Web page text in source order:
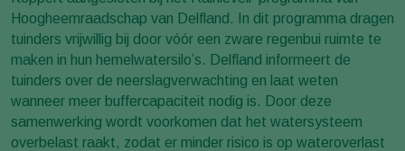
Hoogheemraadschap van Delfland. In dit programma dragen
tuinders vrijwillig bij door vóór een zware regenbui ruimte te
maken in hun hemelwatersilo’s. Delfland informeert de
tuinders over de neerslagverwachting en laat weten
wanneer meer buffercapaciteit nodig is. Door deze
samenwerking wordt voorkomen dat het watersysteem
overbelast raakt, zodat er minder risico is op wateroverlast